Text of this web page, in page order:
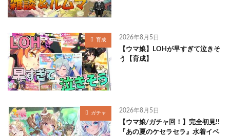
育成 2026年8月5日
【ウマ娘】LOHが早すぎて泣きそ
う【育成】
ガチャ 2026年8月5日
【ウマ娘/ガチャ回！】完全初見!!
『あの夏のケセラセラ』水着イベ